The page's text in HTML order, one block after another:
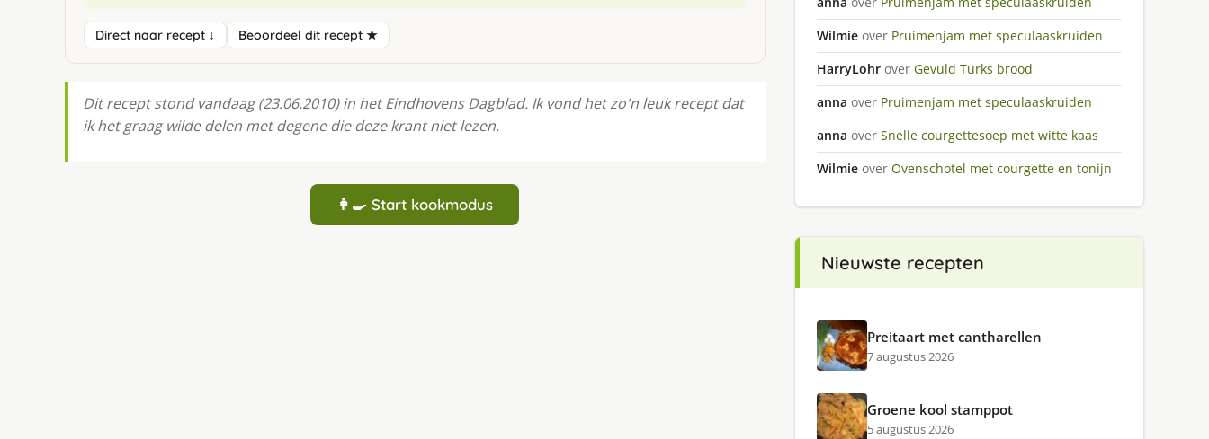
Direct naar recept ↓ Beoordeel dit recept ★
Dit recept stond vandaag (23.06.2010) in het Eindhovens Dagblad. Ik vond het zo'n leuk recept dat
ik het graag wilde delen met degene die deze krant niet lezen.
👩‍🍳 Start kookmodus
Wilmie over Pruimenjam met speculaaskruiden
HarryLohr over Gevuld Turks brood
anna over Pruimenjam met speculaaskruiden
anna over Snelle courgettesoep met witte kaas
Wilmie over Ovenschotel met courgette en tonijn
Nieuwste recepten
Preitaart met cantharellen
7 augustus 2026
Groene kool stamppot
5 augustus 2026